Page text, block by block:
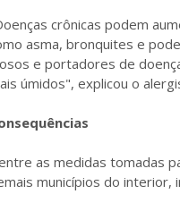
crônicas podem
asma, bronquites e
e portadores de
úmidos", explicou o
as medidas tomadas
municípios do interior,